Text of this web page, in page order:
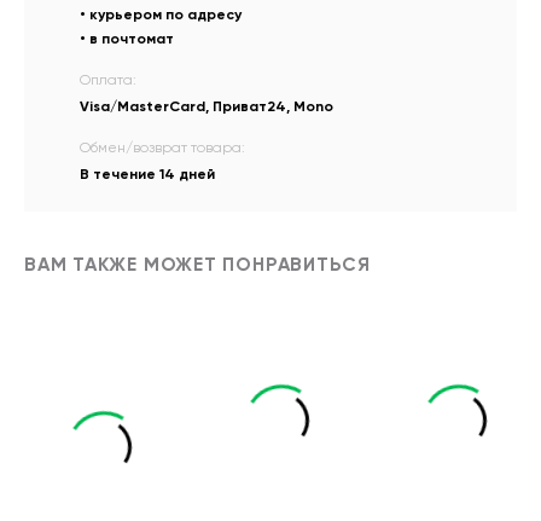
• курьером по адресу
• в почтомат
Оплата:
Visa/MasterCard, Приват24, Mono
Обмен/возврат товара:
В течение 14 дней
ВАМ ТАКЖЕ МОЖЕТ ПОНРАВИТЬСЯ